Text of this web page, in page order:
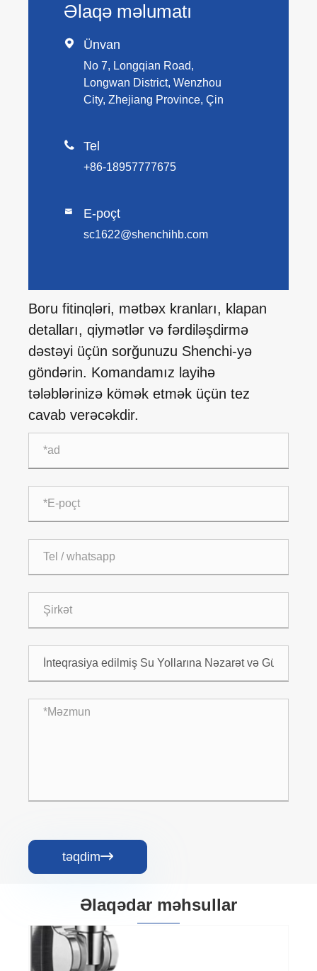
Əlaqə məlumatı
 Ünvan
No 7, Longqian Road,
Longwan District, Wenzhou
City, Zhejiang Province, Çin
 Tel
+86-18957777675
 E-poçt
sc1622@shenchihb.com
Boru fitinqləri, mətbəx kranları, klapan
detalları, qiymətlər və fərdiləşdirmə
dəstəyi üçün sorğunuzu Shenchi-yə
göndərin. Komandamız layihə
tələblərinizə kömək etmək üçün tez
cavab verəcəkdir.
təqdim
Əlaqədar məhsullar